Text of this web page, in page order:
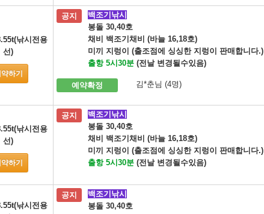
낚시전용
선)
하기
공지
백조기낚시
봉돌 30,40호
채비 백조기채비 (바늘 16,18호)
미끼 지렁이 (출조점에 싱싱한 지렁이 판매합니다.)
출항 5시30분 (전날 변경될수있음)
예약확정 김*춘님 (4명)
낚시전용
선)
하기
공지
백조기낚시
봉돌 30,40호
채비 백조기채비 (바늘 16,18호)
미끼 지렁이 (출조점에 싱싱한 지렁이 판매합니다.)
출항 5시30분 (전날 변경될수있음)
낚시전용
공지
백조기낚시
봉돌 30,40호